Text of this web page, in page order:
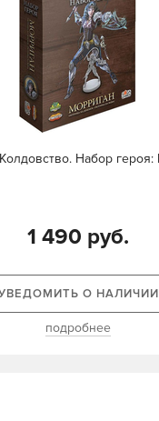
Набор героя:
1 490 руб.
О НАЛИЧИИ
подробнее